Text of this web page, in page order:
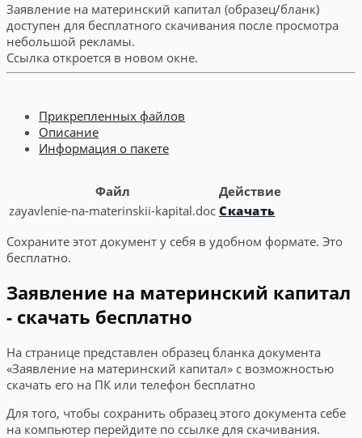
Заявление на материнский капитал (образец/бланк)
доступен для бесплатного скачивания после просмотра
небольшой рекламы.
Ссылка откроется в новом окне.
Прикрепленных файлов
Описание
Информация о пакете
Файл
Действие
zayavlenie-na-materinskii-kapital.doc Скачать
Сохраните этот документ у себя в удобном формате. Это
бесплатно.
Заявление на материнский капитал
- скачать бесплатно
На странице представлен образец бланка документа
«Заявление на материнский капитал» с возможностью
скачать его на ПК или телефон бесплатно
Для того, чтобы сохранить образец этого документа себе
на компьютер перейдите по ссылке для скачивания.